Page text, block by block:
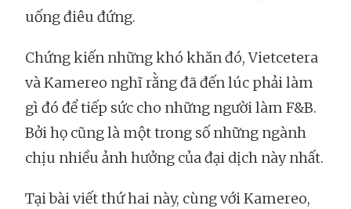
uống điêu đứng.
Chứng kiến những khó khăn đó, Vietcetera
và Kamereo nghĩ rằng đã đến lúc phải làm
gì đó để tiếp sức cho những người làm F&B.
Bởi họ cũng là một trong số những ngành
chịu nhiều ảnh hưởng của đại dịch này nhất.
Tại bài viết thứ hai này, cùng với Kamereo,